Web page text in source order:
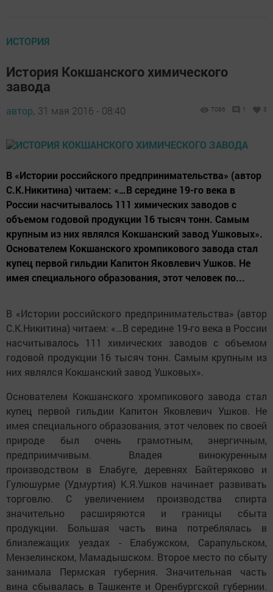
ИСТОРИЯ
История Кокшанского химического
завода
автор, 31 мая 2016 - 08:40 7086 1 3
В «Истории российского предпринимательства» (автор
С.К.Никитина) читаем: «…В середине 19-го века в
России насчитывалось 111 химических заводов с
объемом годовой продукции 16 тысяч тонн. Самым
крупным из них являлся Кокшанский завод Ушковых».
Основателем Кокшанского хромпикового завода стал
купец первой гильдии Капитон Яковлевич Ушков. Не
имея специального образования, этот человек по...
В «Истории российского предпринимательства» (автор
С.К.Никитина) читаем: «…В середине 19-го века в России
насчитывалось 111 химических заводов с объемом
годовой продукции 16 тысяч тонн. Самым крупным из
них являлся Кокшанский завод Ушковых».
Основателем Кокшанского хромпикового завода стал
купец первой гильдии Капитон Яковлевич Ушков. Не
имея специального образования, этот человек по своей
природе был очень грамотным, энергичным,
предприимчивым. Владея винокуренным
производством в Елабуге, деревнях Байтеряково и
Гулюшурме (Удмуртия) К.Я.Ушков начинает развивать
торговлю. С увеличением производства спирта
значительно расширяются и границы сбыта
продукции. Большая часть вина потреблялась в
близлежащих уездах - Елабужском, Сарапульском,
Мензелинском, Мамадышском. Второе место по сбыту
занимала Пермская губерния. Значительная часть
вина сбывалась в Ташкенте и Оренбургской губернии.